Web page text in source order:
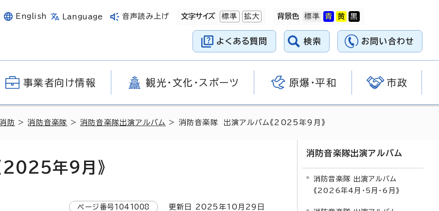
English Language 音声読み上げ 文字サイズ 標準 拡大 背景色
よくある質問 検索 お問い合わせ
事業者向け情報 観光・文化・スポーツ 原爆・平和 市政
防 >消防音楽隊 >消防音楽隊出演アルバム > 消防音楽隊 出演アルバム《2025年9月》
2025年9月》
ページ番号1041008 更新日 2025 年10 月 29 日
消防音楽隊出演アルバム
消防音楽隊 出演アルバム
《2026年4月・5月・6月》